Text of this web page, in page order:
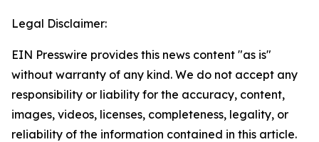
Legal Disclaimer:
EIN Presswire provides this news content "as is"
without warranty of any kind. We do not accept any
responsibility or liability for the accuracy, content,
images, videos, licenses, completeness, legality, or
reliability of the information contained in this article.